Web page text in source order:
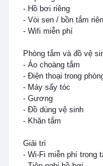
- Hồ bơi riêng
- Vòi sen / bồn tắm
- Wifi miễn phí
Phòng tắm và đồ vệ
- Áo choàng tắm
- Điện thoại trong
- Máy sấy tóc
- Gương
- Đồ dùng vệ sinh
- Khăn tắm
Giải trí
- Wi-Fi miễn phí trong